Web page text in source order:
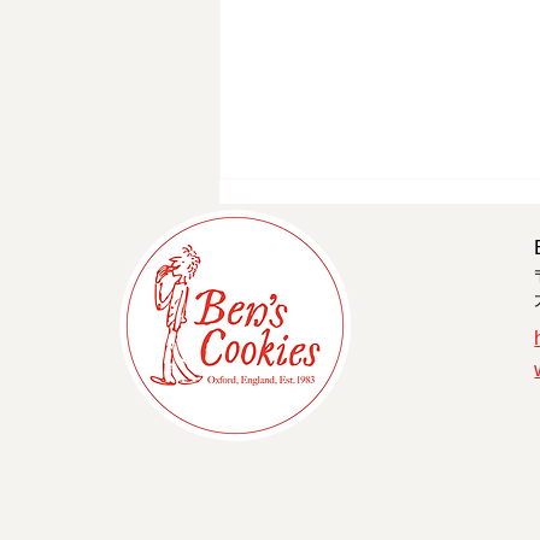
祇園祭中の営業時間 - 京都四